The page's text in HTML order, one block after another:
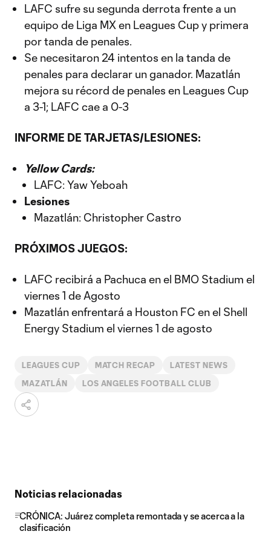
LAFC sufre su segunda derrota frente a un
equipo de Liga MX en Leagues Cup y primera
por tanda de penales.
Se necesitaron 24 intentos en la tanda de
penales para declarar un ganador. Mazatlán
mejora su récord de penales en Leagues Cup
a 3-1; LAFC cae a 0-3
INFORME DE TARJETAS/LESIONES:
Yellow Cards:
LAFC: Yaw Yeboah
Lesiones
Mazatlán: Christopher Castro
PRÓXIMOS JUEGOS:
LAFC recibirá a Pachuca en el BMO Stadium el
viernes 1 de Agosto
Mazatlán enfrentará a Houston FC en el Shell
Energy Stadium el viernes 1 de agosto
LEAGUES CUP MATCH RECAP LATEST NEWS
MAZATLÁN LOS ANGELES FOOTBALL CLUB
Noticias relacionadas
CRÓNICA: Juárez completa remontada y se acerca a la
clasificación